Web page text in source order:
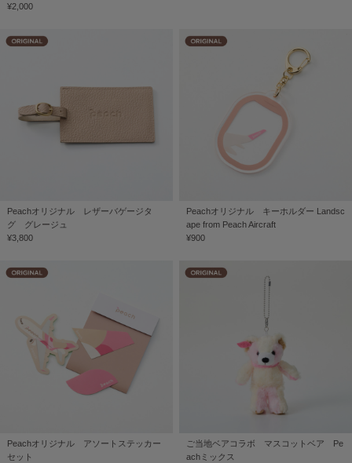
¥2,000
Peachオリジナル レザーバゲージタ
グ グレージュ
¥3,800
Peachオリジナル キーホルダー Landsc
ape from Peach Aircraft
¥900
Peachオリジナル アソートステッカー
セット
ご当地ベアコラボ マスコットベア Pe
achミックス